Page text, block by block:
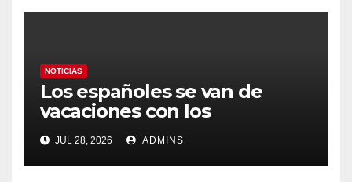
NOTICIAS
Los españoles se van de
vacaciones con los
carburantes hasta un 21%
más caros que el año pasado
y los hoteles disparados
JUL 28, 2026 ADMINS